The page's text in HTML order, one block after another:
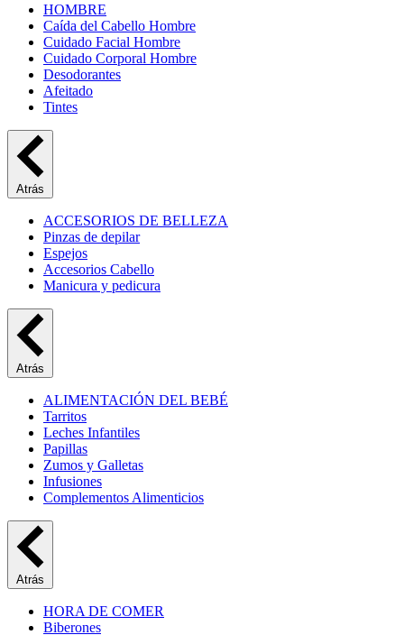
HOMBRE
Caída del Cabello Hombre
Cuidado Facial Hombre
Cuidado Corporal Hombre
Desodorantes
Afeitado
Tintes
Atrás
ACCESORIOS DE BELLEZA
Pinzas de depilar
Espejos
Accesorios Cabello
Manicura y pedicura
Atrás
ALIMENTACIÓN DEL BEBÉ
Tarritos
Leches Infantiles
Papillas
Zumos y Galletas
Infusiones
Complementos Alimenticios
Atrás
HORA DE COMER
Biberones